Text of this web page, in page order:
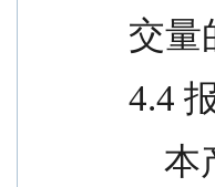
交量
4.4